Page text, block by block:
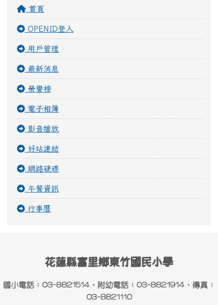
首頁
OPENID登入
用戶管理
最新消息
榮譽榜
電子相簿
影音播放
好站連結
網路硬碟
午餐資訊
行事曆
花蓮縣富里鄉東竹國民小學
國小電話：03-8821514、附幼電話：03-8821914、傳真：
03-8821110